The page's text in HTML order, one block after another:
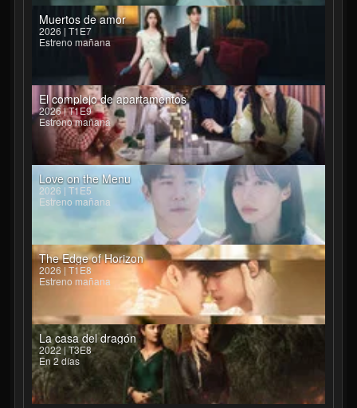
Muertos de amor
2026 | T1E7
Estreno mañana
El complejo de apartamentos
2026 | T1E9
Estreno mañana
Love on the Menu
2026 | T1E5
Estreno mañana
The Edge of Horizon
2026 | T1E8
Estreno mañana
La casa del dragón
2022 | T3E8
En 2 días